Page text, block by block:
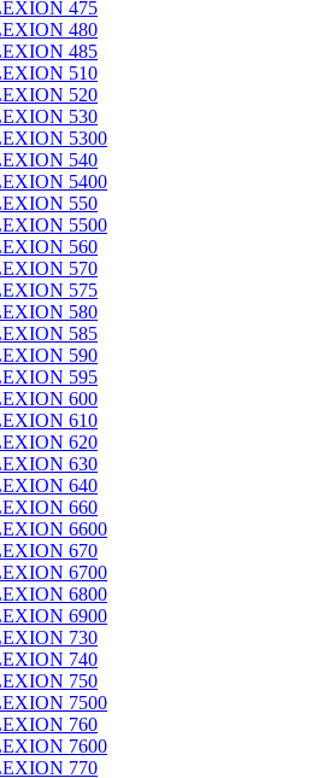
475
480
485
510
520
530
5300
540
5400
550
5500
560
570
575
580
585
590
595
600
610
620
630
640
660
6600
670
6700
6800
6900
730
740
750
7500
760
7600
770